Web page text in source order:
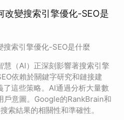
改變搜索引擎優化-SEO是
搜索引擎優化-SEO是什麼
慧（AI）正深刻影響著搜索引擎
依賴於關鍵字研究和鏈接建
這些策略。AI通過分析大量數
戶意圖。Google的RankBrain和
索結果的相關性和準確性。